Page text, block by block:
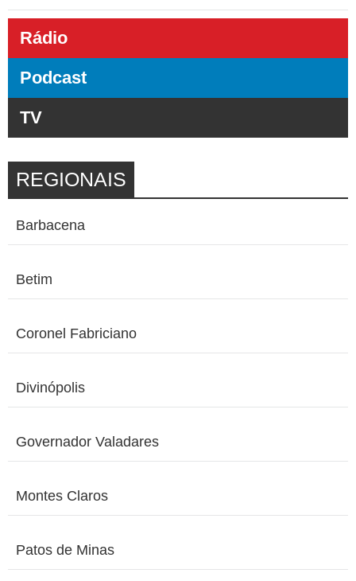
Rádio
Podcast
TV
REGIONAIS
Barbacena
Betim
Coronel Fabriciano
Divinópolis
Governador Valadares
Montes Claros
Patos de Minas